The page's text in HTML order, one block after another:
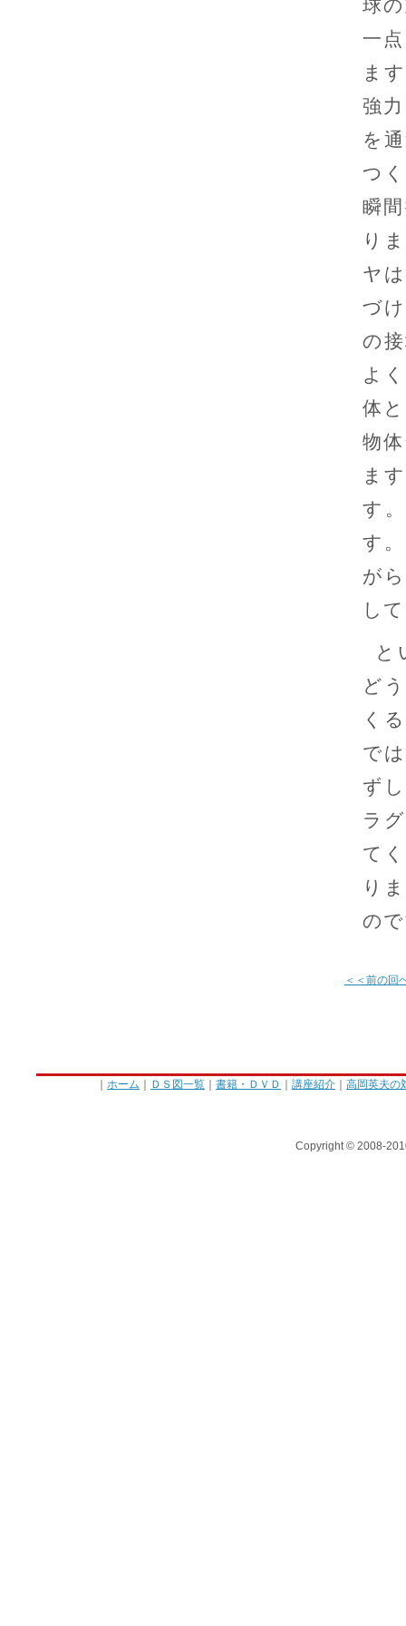
球
一
ま
強
を
つ
瞬
り
ヤ
づ
の
よ
体
物
ま
す
す
が
し
と
ど
く
で
ず
ラ
て
り
の
＜＜前の回
ホーム ＤＳ図一覧 書籍・ＤＶＤ 講座紹介 高岡英夫の
Copyright © 2008-